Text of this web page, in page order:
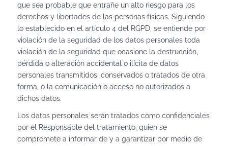
que sea probable que entrañe un alto riesgo para los
derechos y libertades de las personas físicas. Siguiendo
lo establecido en el artículo 4 del RGPD, se entiende por
violación de la seguridad de los datos personales toda
violación de la seguridad que ocasione la destrucción,
pérdida o alteración accidental o ilícita de datos
personales transmitidos, conservados o tratados de otra
forma, o la comunicación o acceso no autorizados a
dichos datos.
Los datos personales serán tratados como confidenciales
por el Responsable del tratamiento, quien se
compromete a informar de y a garantizar por medio de